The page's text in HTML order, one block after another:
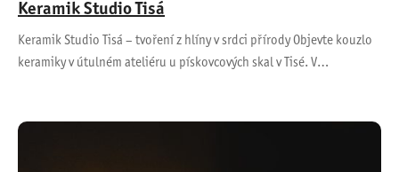
Keramik Studio Tisá
Keramik Studio Tisá – tvoření z hlíny v srdci přírody Objevte kouzlo
keramiky v útulném ateliéru u pískovcových skal v Tisé. V…